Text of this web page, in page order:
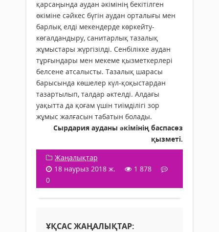
қарсаңында аудан әкімінің бекітілген
өкіміне сәйкес бүгін аудан орталығы мен
барлық елді мекендерде көркейту-
көгалдандыру, санитарлық тазалық
жұмыстары жүргізілді. Сенбілікке аудан
тұрғындары мен мекеме қызметкерлері
белсене атсалысты. Тазалық шарасы
барысында көшелер күл-қоқыстардан
тазартылып, талдар əктелді. Алдағы
уақытта да қоғам үшін тиімділігі зор
жұмыс жалғасын табатын болады.
Сырдария ауданы əкімінің баспасөз
қызметі.
Жаңалықтар
18 наурыз 2018 ж.
1 878
0
ҰҚСАС ЖАҢАЛЫҚТАР: